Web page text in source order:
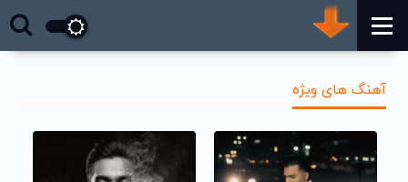
آهنگ های ویژه